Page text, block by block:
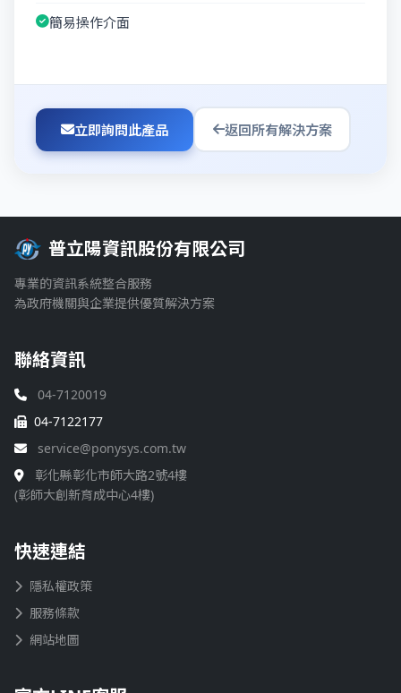
簡易操作介面
立即詢問此產品 返回所有解決方案
普立陽資訊股份有限公司
專業的資訊系統整合服務
為政府機關與企業提供優質解決方案
聯絡資訊
04-7120019
04-7122177
service@ponysys.com.tw
彰化縣彰化市師大路2號4樓
(彰師大創新育成中心4樓)
快速連結
隱私權政策
服務條款
網站地圖